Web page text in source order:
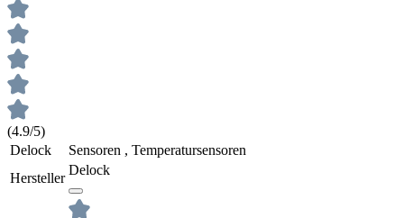
(4.9/5)
Delock
Sensoren , Temperatursensoren
Hersteller
Delock